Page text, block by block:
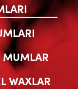
MUMLAR
WAXLAR